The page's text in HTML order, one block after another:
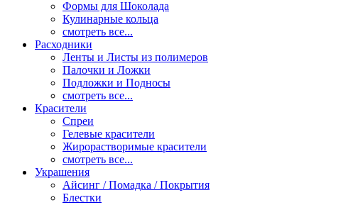
Формы для Шоколада
Кулинарные кольца
смотреть все...
Расходники
Ленты и Листы из полимеров
Палочки и Ложки
Подложки и Подносы
смотреть все...
Красители
Спреи
Гелевые красители
Жирорастворимые красители
смотреть все...
Украшения
Айсинг / Помадка / Покрытия
Блестки